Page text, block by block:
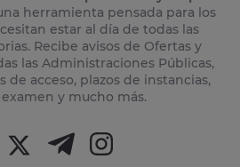
herramienta pensada para los
estar al día de todas las
Recibe avisos de Ofertas y
las Administraciones Públicas,
de acceso, plazos de instancias,
y mucho más.